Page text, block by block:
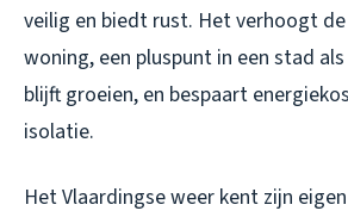
veilig en biedt rust. Het verhoogt
woning, een pluspunt in een stad
blijft groeien, en bespaart
isolatie.
Het Vlaardingse weer kent zijn